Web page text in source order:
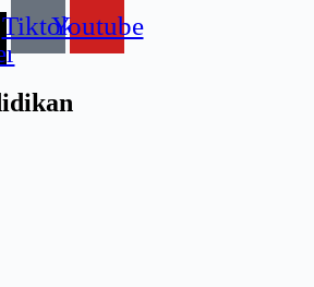
TiktokYoutube